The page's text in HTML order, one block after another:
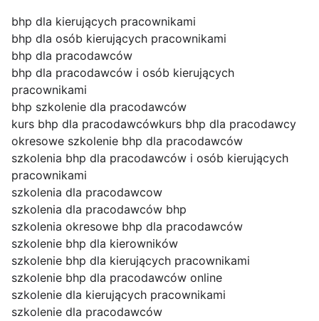
bhp dla kierujących pracownikami
bhp dla osób kierujących pracownikami
bhp dla pracodawców
bhp dla pracodawców i osób kierujących
pracownikami
bhp szkolenie dla pracodawców
kurs bhp dla pracodawcówkurs bhp dla pracodawcy
okresowe szkolenie bhp dla pracodawców
szkolenia bhp dla pracodawców i osób kierujących
pracownikami
szkolenia dla pracodawcow
szkolenia dla pracodawców bhp
szkolenia okresowe bhp dla pracodawców
szkolenie bhp dla kierowników
szkolenie bhp dla kierujących pracownikami
szkolenie bhp dla pracodawców online
szkolenie dla kierujących pracownikami
szkolenie dla pracodawców